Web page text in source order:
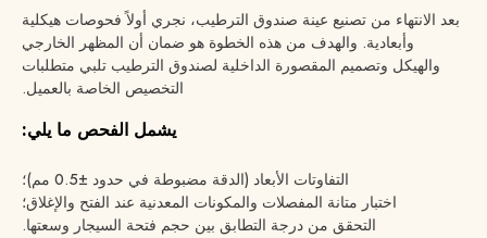
بعد الانتهاء من تصنيع عينة صندوق الترطيب، نجري أولاً فحوصات هيكلية
وأبعادية. والهدف من هذه الخطوة هو ضمان أن المظهر الخارجي
والهيكل وتصميم المقصورة الداخلية لصندوق الترطيب تلبي متطلبات
التخصيص الخاصة بالعميل.
يشمل الفحص ما يلي:
التفاوتات الأبعاد (الدقة مضبوطة في حدود ±0.5 مم)؛
اختبار متانة المفصلات والمكونات المعدنية عند الفتح والإغلاق؛
التحقق من درجة التطابق بين حجم فتحة السيجار وسعتها.